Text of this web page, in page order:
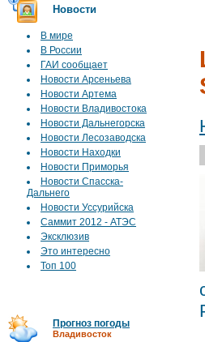
Новости
В мире
В России
ГАИ сообщает
Новости Арсеньева
Новости Артема
Новости Владивостока
Новости Дальнегорска
Новости Лесозаводска
Новости Находки
Новости Приморья
Новости Спасска-
Дальнего
Новости Уссурийска
Саммит 2012 - АТЭС
Эксклюзив
Это интересно
Топ 100
Прогноз погоды
Владивосток